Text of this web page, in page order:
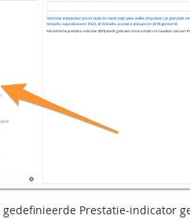
gedefinieerde Prestatie-indicator